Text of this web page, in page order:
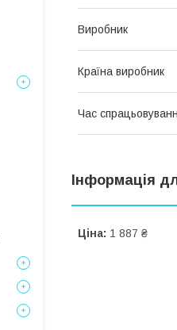
Виробник
Країна виробник
Час
Інформація
Ціна: 1 887 ₴